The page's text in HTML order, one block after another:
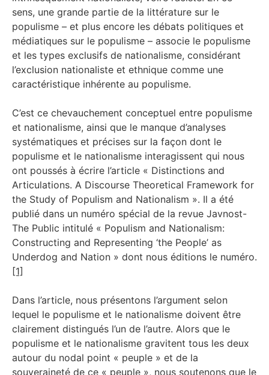
sens, une grande partie de la littérature sur le
populisme – et plus encore les débats politiques et
médiatiques sur le populisme – associe le populisme
et les types exclusifs de nationalisme, considérant
l’exclusion nationaliste et ethnique comme une
caractéristique inhérente au populisme.
C’est ce chevauchement conceptuel entre populisme
et nationalisme, ainsi que le manque d’analyses
systématiques et précises sur la façon dont le
populisme et le nationalisme interagissent qui nous
ont poussés à écrire l’article « Distinctions and
Articulations. A Discourse Theoretical Framework for
the Study of Populism and Nationalism ». Il a été
publié dans un numéro spécial de la revue Javnost-
The Public intitulé « Populism and Nationalism:
Constructing and Representing ‘the People’ as
Underdog and Nation » dont nous éditions le numéro.
[1]
Dans l’article, nous présentons l’argument selon
lequel le populisme et le nationalisme doivent être
clairement distingués l’un de l’autre. Alors que le
populisme et le nationalisme gravitent tous les deux
autour du nodal point « peuple » et de la
souveraineté de ce « peuple », nous soutenons que le